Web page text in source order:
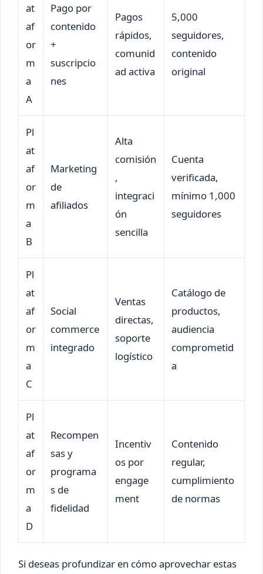
at
af
or
m
a
A
Pago por
contenido
+
suscripcio
nes
Pagos
rápidos,
comunid
ad activa
5,000
seguidores,
contenido
original
Pl
at
af
or
m
a
B
Marketing
de
afiliados
Alta
comisión
,
integraci
ón
sencilla
Cuenta
verificada,
mínimo 1,000
seguidores
Pl
at
af
or
m
a
C
Social
commerce
integrado
Ventas
directas,
soporte
logístico
Catálogo de
productos,
audiencia
comprometid
a
Pl
at
af
or
m
a
D
Recompen
sas y
programa
s de
fidelidad
Incentiv
os por
engage
ment
Contenido
regular,
cumplimiento
de normas
Si deseas profundizar en cómo aprovechar estas